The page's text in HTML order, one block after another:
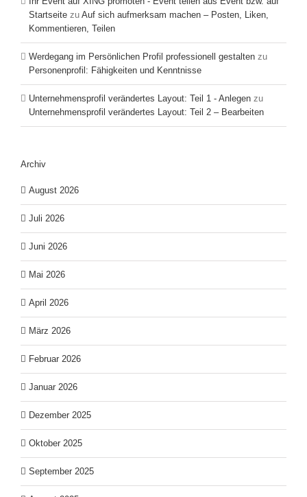
Startseite zu Auf sich aufmerksam machen – Posten, Liken,
Kommentieren, Teilen
Werdegang im Persönlichen Profil professionell gestalten zu
Personenprofil: Fähigkeiten und Kenntnisse
Unternehmensprofil verändertes Layout: Teil 1 - Anlegen zu
Unternehmensprofil verändertes Layout: Teil 2 – Bearbeiten
Archiv
August 2026
Juli 2026
Juni 2026
Mai 2026
April 2026
März 2026
Februar 2026
Januar 2026
Dezember 2025
Oktober 2025
September 2025